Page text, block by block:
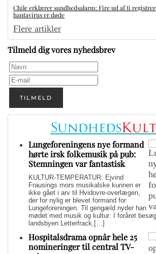
Chile erklærer sundhedsalarm: Fire ud af ti
hantavirus er døde
Flere artikler
Tilmeld dig vores nyhedsbrev
TILMELD
Lungeforeningens nye formand
hørte irsk folkemusik på pub:
Stemningen var fantastisk
KULTUR-TEMPERATUR: Ejvind
Frausings mors musikalske kunnen er
ikke gået i arv til Hvidovre-overlægen,
der for nylig er blevet formand for
Lungeforeningen. Til gengæld nyder han
mødet med musik og kultur: I foråret
landsbyen Letterfrack,[…]
Hospitalsdrama opnår hele 25
nomineringer til central TV-